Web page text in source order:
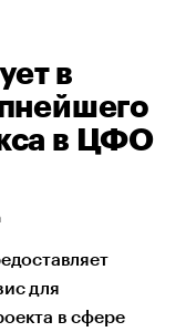
в
в ЦФО
для
в сфере